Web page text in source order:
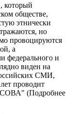
который
обществе,
этнически
но
провоцируются
а
федерального и
виден на
СМИ,
проводит
(Подробнее